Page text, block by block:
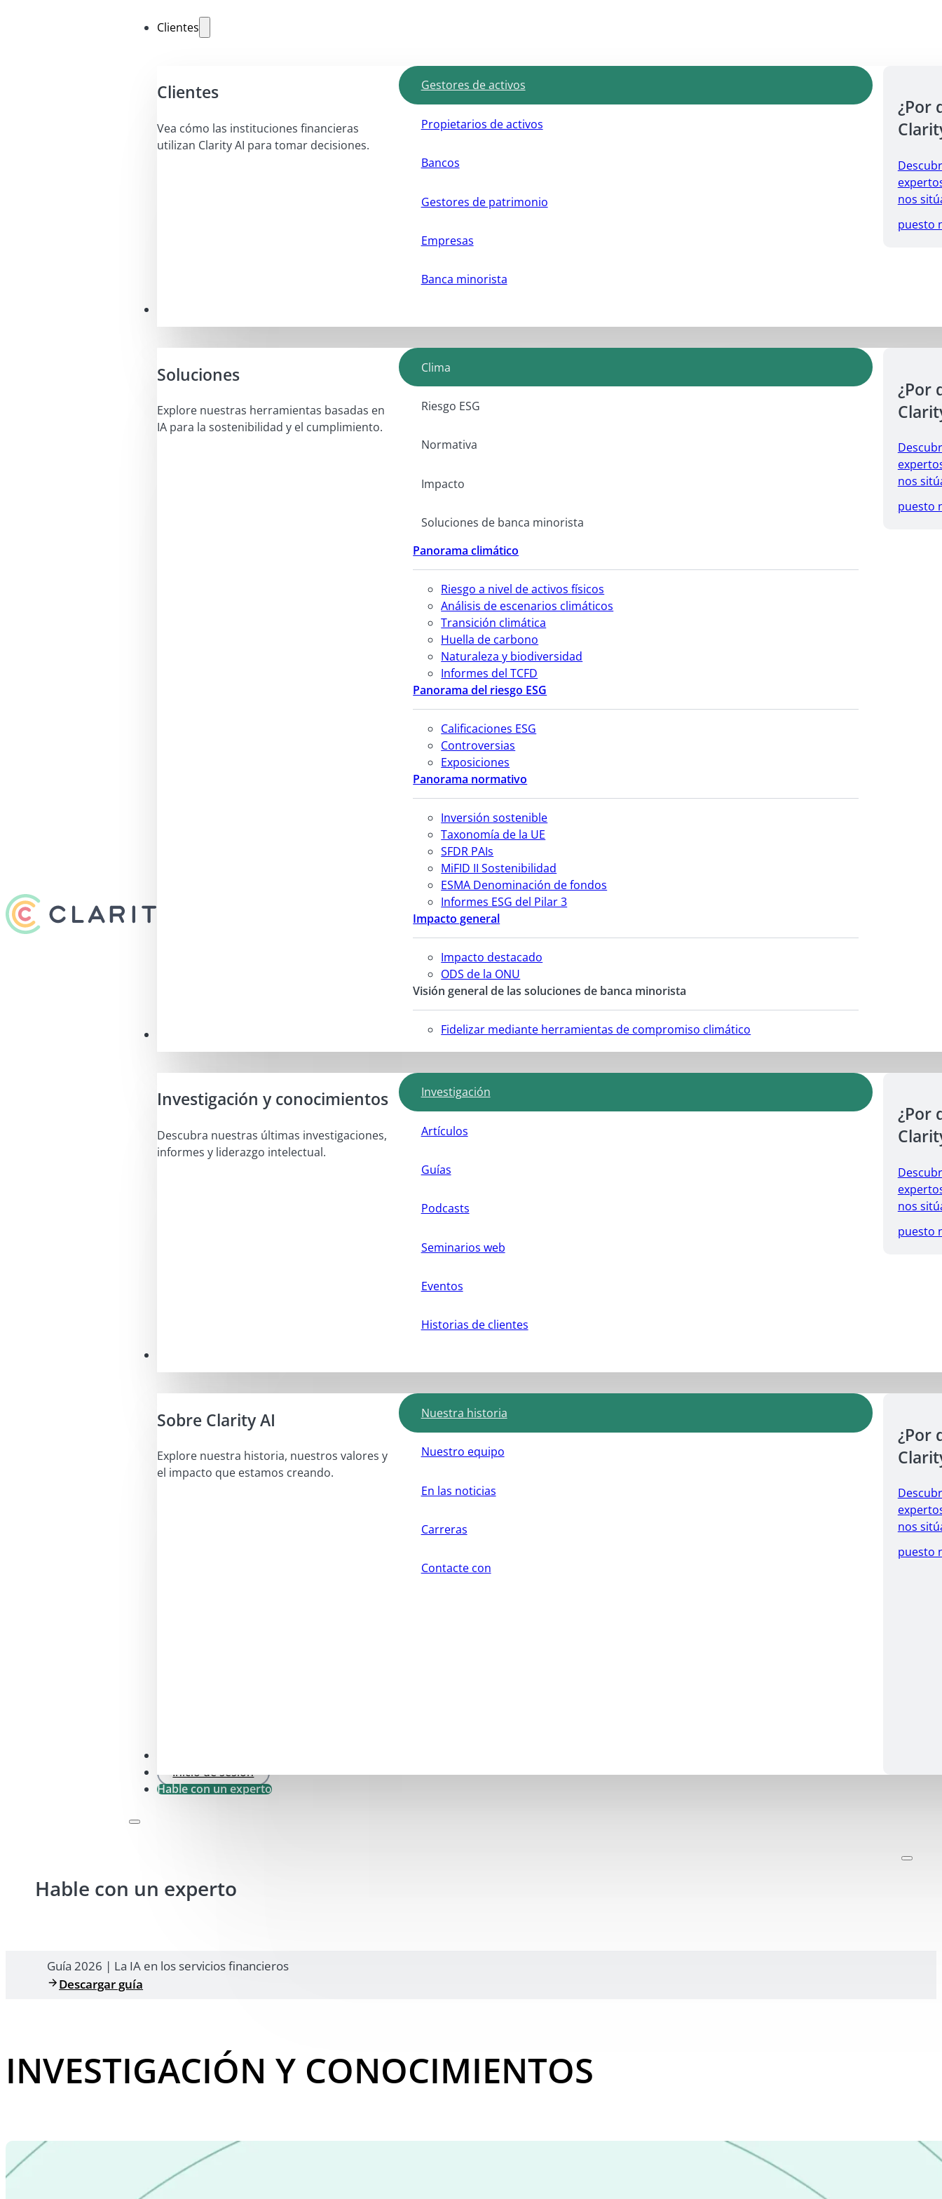
Clientes
Clientes
Vea cómo las instituciones financieras
utilizan Clarity AI para tomar decisiones.
Gestores de activos
Propietarios de activos
Bancos
Gestores de patrimonio
Empresas
Banca minorista
¿Por
nos
puesto
Soluciones
Explore nuestras herramientas basadas en
IA para la sostenibilidad y el cumplimiento.
Clima
Riesgo ESG
Normativa
Impacto
Soluciones de banca minorista
Panorama climático
Riesgo a nivel de activos físicos
Análisis de escenarios climáticos
Transición climática
Huella de carbono
Naturaleza y biodiversidad
Informes del TCFD
Panorama del riesgo ESG
Calificaciones ESG
Controversias
Exposiciones
Panorama normativo
Inversión sostenible
Taxonomía de la UE
SFDR PAIs
MiFID II Sostenibilidad
ESMA Denominación de fondos
Informes ESG del Pilar 3
Impacto general
Impacto destacado
ODS de la ONU
Visión general de las soluciones de banca minorista
Fidelizar mediante herramientas de compromiso climático
¿Por
nos
puesto
Investigación y conocimientos
Descubra nuestras últimas investigaciones,
informes y liderazgo intelectual.
Investigación
Artículos
Guías
Podcasts
Seminarios web
Eventos
Historias de clientes
¿Por
nos
puesto
Sobre Clarity AI
Explore nuestra historia, nuestros valores y
el impacto que estamos creando.
Nuestra historia
Nuestro equipo
En las noticias
Carreras
Contacte con
¿Por
nos
puesto
Inicio de sesión
Hable con un experto
Hable con un experto
Guía 2026 | La IA en los servicios financieros
Descargar guía
INVESTIGACIÓN Y CONOCIMIENTOS